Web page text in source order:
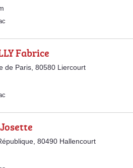
Fabrice
de Paris, 80580 Liercourt
80490 Hallencourt